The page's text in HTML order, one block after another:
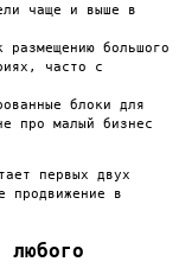
чаще и выше в
большого
часто с
блоки для
про малый бизнес
первых двух
продвижение в
любого